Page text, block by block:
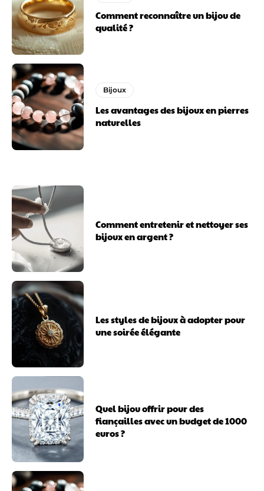
Comment reconnaître un bijou de
qualité ?
Bijoux
Les avantages des bijoux en pierres
naturelles
Comment entretenir et nettoyer ses
bijoux en argent ?
Les styles de bijoux à adopter pour
une soirée élégante
Quel bijou offrir pour des
fiançailles avec un budget de 1000
euros ?